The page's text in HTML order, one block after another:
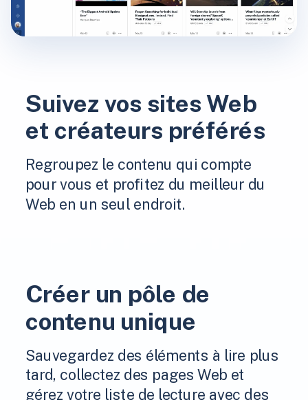
Suivez vos sites Web
et créateurs préférés
Regroupez le contenu qui compte
pour vous et profitez du meilleur du
Web en un seul endroit.
Créer un pôle de
contenu unique
Sauvegardez des éléments à lire plus
tard, collectez des pages Web et
gérez votre liste de lecture avec des